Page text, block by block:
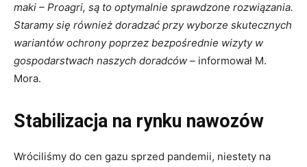
maki – Proagri, są to optymalnie sprawdzone rozwiązania.
Staramy się również doradzać przy wyborze skutecznych
wariantów ochrony poprzez bezpośrednie wizyty w
gospodarstwach naszych doradców – informował M.
Mora.
Stabilizacja na rynku nawozów
Wróciliśmy do cen gazu sprzed pandemii, niestety na